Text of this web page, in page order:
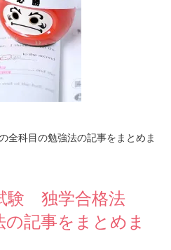
全科目の勉強法の記事をまとめま
験 独学合格法
記事をまとめま